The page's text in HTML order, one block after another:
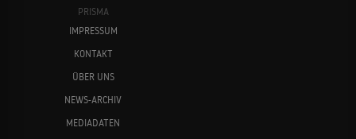
PRISMA
IMPRESSUM
KONTAKT
ÜBER UNS
NEWS-ARCHIV
MEDIADATEN